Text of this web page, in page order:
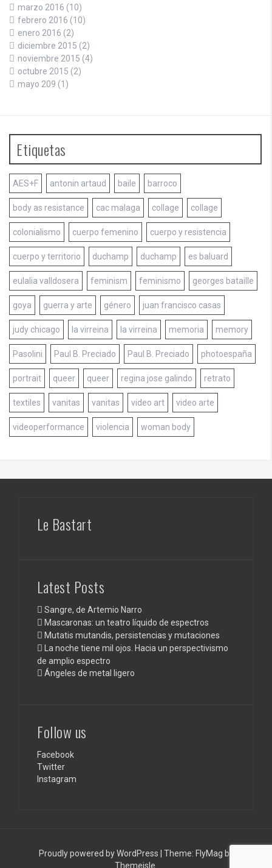
marzo 2016 (10)
febrero 2016 (10)
enero 2016 (2)
diciembre 2015 (2)
noviembre 2015 (4)
octubre 2015 (2)
mayo 209 (1)
Etiquetas
AES+F antonin artaud baile barroco
body as resistance cac malaga collage collage
colonialismo cuerpo femenino cuerpo y resistencia
cuerpo y territorio duchamp duchamp es baluard
eulalia valldosera feminism feminismo georges bataille
goya guerra y arte género juan francisco casas
judy chicago la virreina la virreina memoria memory
Pasolini Paul B. Preciado Paul B. Preciado photoespaña
portrait queer queer regina jose galindo retrato
textiles vanitas vanitas video art video arte
videoperformance violencia woman body
Le Bastart
Latest Posts
Sangre, de Artemio Narro
Mascaronas: un teatro líquido de espectros
Mutatis mutandis, persistencias y mutaciones
La noche tiene mil ojos. Hacia un perspectivismo
de amplio espectro
Ángeles de metal ligero
Follow us
Facebook
Twitter
Instagram
Proudly powered by WordPress Theme: FlyMag by
Themeisle.